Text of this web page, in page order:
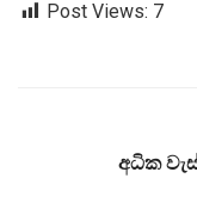
Post Views: 7
අධික